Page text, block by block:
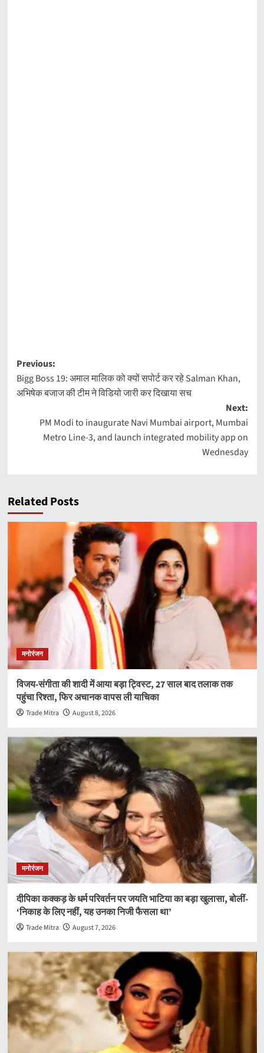
Post
navigation
Previous:
Bigg Boss 19: अमाल मालिक को क्यों सपोर्ट कर रहे Salman Khan,
अभिषेक बजाज की टीम ने विडियो जारी कर दिखाया सच
Next:
PM Modi to inaugurate Navi Mumbai airport, Mumbai
Metro Line-3, and launch integrated mobility app on
Wednesday
Related Posts
मनोरंजन
विजय-संगीता की शादी में आया बड़ा ट्विस्ट, 27 साल बाद तलाक तक
पहुंचा रिश्ता, फिर अचानक वापस ली याचिका
Trade Mitra August 8, 2026
मनोरंजन
दीपिका कक्कड़ के धर्म परिवर्तन पर जयति भाटिया का बड़ा खुलासा, बोलीं-
‘निकाह के लिए नहीं, यह उनका निजी फैसला था’
Trade Mitra August 7, 2026